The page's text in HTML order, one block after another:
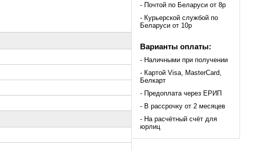
- Почтой по Беларуси от 8р
- Курьерской службой по
Беларуси от 10р
Варианты оплаты:
- Наличными при получении
- Картой Visa, MasterCard,
Белкарт
- Предоплата через ЕРИП
- В рассрочку от 2 месяцев
- На расчётный счёт для
юрлиц